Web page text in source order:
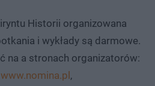
Historii organizowana
i wykłady są darmowe.
na a stronach organizatorów:
www.nomina.pl,